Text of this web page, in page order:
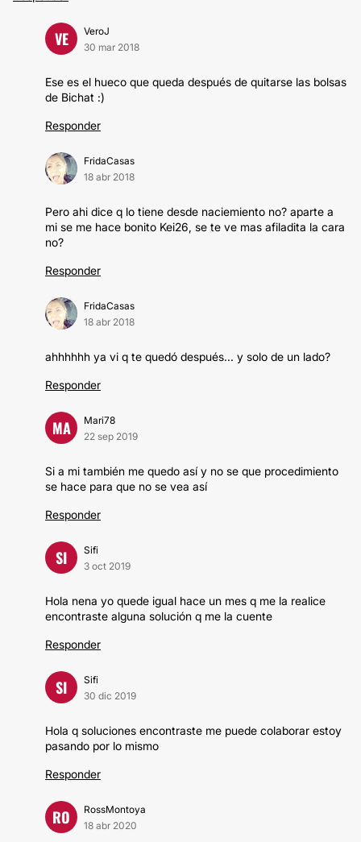
VE
VeroJ
30 mar 2018
Ese es el hueco que queda después de quitarse las bolsas
de Bichat :)
Responder
FridaCasas
18 abr 2018
Pero ahi dice q lo tiene desde naciemiento no? aparte a
mi se me hace bonito Kei26, se te ve mas afiladita la cara
no?
Responder
FridaCasas
18 abr 2018
ahhhhhh ya vi q te quedó después... y solo de un lado?
Responder
MA
Mari78
22 sep 2019
Si a mi también me quedo así y no se que procedimiento
se hace para que no se vea así
Responder
SI
Sifi
3 oct 2019
Hola nena yo quede igual hace un mes q me la realice
encontraste alguna solución q me la cuente
Responder
SI
Sifi
30 dic 2019
Hola q soluciones encontraste me puede colaborar estoy
pasando por lo mismo
Responder
RO
RossMontoya
18 abr 2020